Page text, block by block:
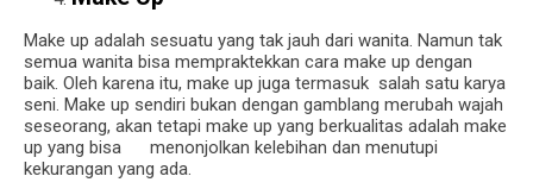
Make up adalah sesuatu yang tak jauh dari wanita. Namun tak
semua wanita bisa mempraktekkan cara make up dengan
baik. Oleh karena itu, make up juga termasuk salah satu karya
seni. Make up sendiri bukan dengan gamblang merubah wajah
seseorang, akan tetapi make up yang berkualitas adalah make
up yang bisa menonjolkan kelebihan dan menutupi
kekurangan yang ada.